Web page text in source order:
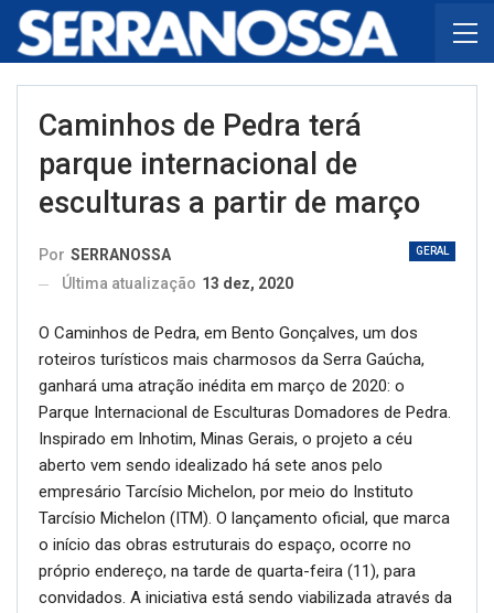
Caminhos de Pedra terá
parque internacional de
esculturas a partir de março
GERAL
Por SERRANOSSA
Última atualização 13 dez, 2020
O Caminhos de Pedra, em Bento Gonçalves, um dos
roteiros turísticos mais charmosos da Serra Gaúcha,
ganhará uma atração inédita em março de 2020: o
Parque Internacional de Esculturas Domadores de Pedra.
Inspirado em Inhotim, Minas Gerais, o projeto a céu
aberto vem sendo idealizado há sete anos pelo
empresário Tarcísio Michelon, por meio do Instituto
Tarcísio Michelon (ITM). O lançamento oficial, que marca
o início das obras estruturais do espaço, ocorre no
próprio endereço, na tarde de quarta-feira (11), para
convidados. A iniciativa está sendo viabilizada através da